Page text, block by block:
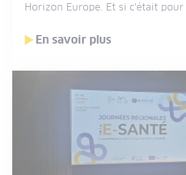
Horizon Europe. Et si c'était
En savoir plus